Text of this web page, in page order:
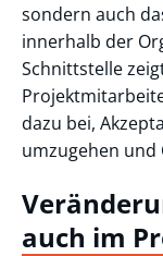
sondern auch
innerhalb der
Schnittstelle
dazu bei,
umzugehen
auch im